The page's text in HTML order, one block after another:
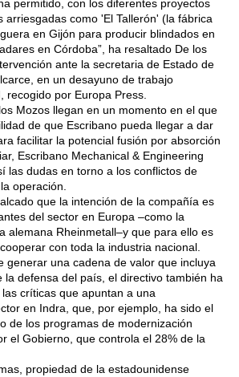
permitido, con los diferentes proyectos
arriesgadas como 'El Tallerón' (la fábrica
en Gijón para producir blindados en
en Córdoba”, ha resaltado De los
ante la secretaria de Estado de
en un desayuno de trabajo
recogido por Europa Press.
Mozos llegan en un momento en el que
de que Escribano pueda llegar a dar
facilitar la potencial fusión por absorción
Escribano Mechanical & Engineering
las dudas en torno a los conflictos de
operación.
que la intención de la compañía es
del sector en Europa –como la
alemana Rheinmetall–y que para ello es
con toda la industria nacional.
generar una cadena de valor que incluya
la defensa del país, el directivo también ha
críticas que apuntan a una
en Indra, que, por ejemplo, ha sido el
de los programas de modernización
el Gobierno, que controla el 28% de la
propiedad de la estadounidense